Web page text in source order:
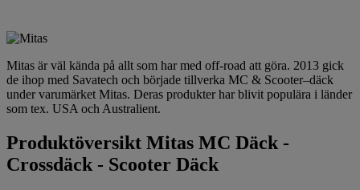
Mitas är väl kända på allt som har med off-road att göra. 2013 gick
de ihop med Savatech och började tillverka MC & Scooter–däck
under varumärket Mitas. Deras produkter har blivit populära i länder
som tex. USA och Australient.
Produktöversikt Mitas MC Däck -
Crossdäck - Scooter Däck